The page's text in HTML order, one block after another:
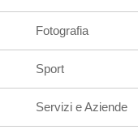
Fotografia
Sport
Servizi e Aziende